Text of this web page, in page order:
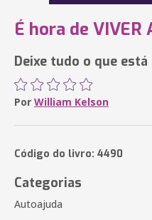
É hora de VIVER
Deixe tudo o que
Por William Kelson
Código do livro: 4490
Categorias
Autoajuda